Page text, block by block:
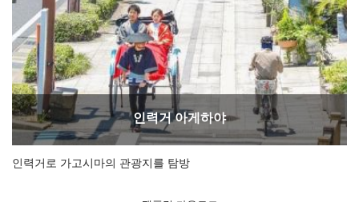
인력거 아게하야
인력거로 가고시마의 관광지를 탐방